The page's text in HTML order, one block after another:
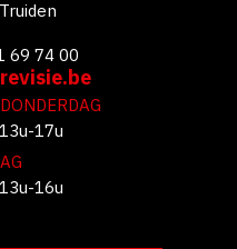
69 74 00
17u
16u